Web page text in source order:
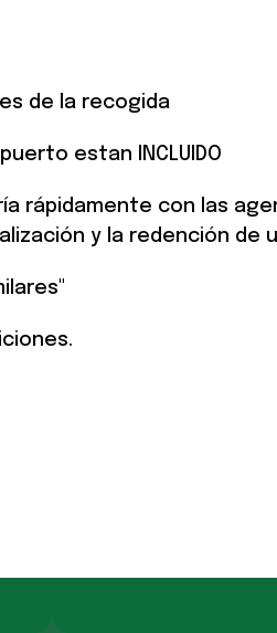
de la recogida
estan INCLUIDO
rápidamente con las
y la redención de